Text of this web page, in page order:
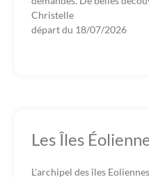
Christelle
départ du 18/07/2026
Les Îles
L'archipel des îles